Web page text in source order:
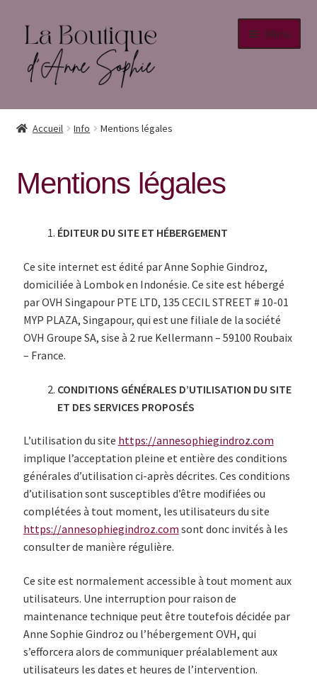
Menu
Accueil
Conditions générales de vente
Politique de confidentialité
Retour au site principal
Validation de la commande
Accueil Info Mentions légales
Mentions légales
ÉDITEUR DU SITE ET HÉBERGEMENT
Ce site internet est édité par Anne Sophie Gindroz,
domiciliée à Lombok en Indonésie. Ce site est hébergé
par OVH Singapour PTE LTD, 135 CECIL STREET # 10-01
MYP PLAZA, Singapour, qui est une filiale de la société
OVH Groupe SA, sise à 2 rue Kellermann – 59100 Roubaix
– France.
CONDITIONS GÉNÉRALES D’UTILISATION DU SITE
ET DES SERVICES PROPOSÉS
L’utilisation du site https://annesophiegindroz.com
implique l’acceptation pleine et entière des conditions
générales d’utilisation ci-après décrites. Ces conditions
d’utilisation sont susceptibles d’être modifiées ou
complétées à tout moment, les utilisateurs du site
https://annesophiegindroz.com sont donc invités à les
consulter de manière régulière.
Ce site est normalement accessible à tout moment aux
utilisateurs. Une interruption pour raison de
maintenance technique peut être toutefois décidée par
Anne Sophie Gindroz ou l’hébergement OVH, qui
s’efforcera alors de communiquer préalablement aux
utilisateurs les dates et heures de l’intervention.